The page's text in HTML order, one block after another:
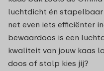
luchtdicht én stapelbaar
net even iets efficiënter
bewaardoos is een
kwaliteit van jouw kaas
doos of stolp kies jij?